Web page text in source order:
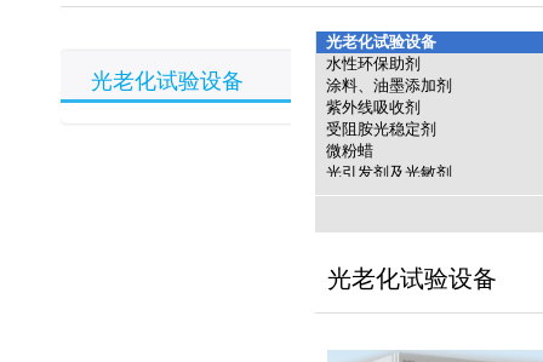
光老化试验设备
光老化试验设备
水性环保助剂
涂料、油墨添加剂
紫外线吸收剂
受阻胺光稳定剂
微粉蜡
光引发剂及光敏剂
树脂
聚氨酯扩链剂
多功能添加剂
光老化试验设备